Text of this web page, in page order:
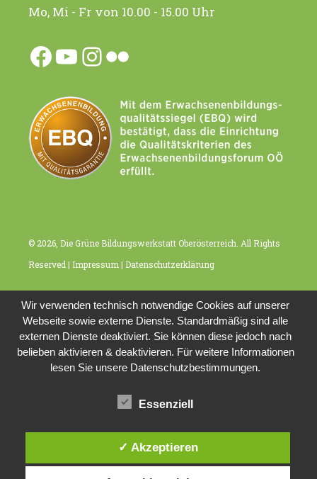
Mo, Mi - Fr von 10.00 - 15.00 Uhr
Facebook
YouTube
Instagram
Flickr
© 2026, Die Grüne Bildungswerkstatt Oberösterreich. All Rights
Reserved | Impressum | Datenschutzerklärung
Wir verwenden technisch notwendige Cookies auf unserer
Webseite sowie externe Dienste. Standardmäßig sind alle
externen Dienste deaktiviert. Sie können diese jedoch nach
belieben aktivieren & deaktivieren. Für weitere Informationen
lesen Sie unsere Datenschutzbestimmungen.
Essenziell
✓ Akzeptieren